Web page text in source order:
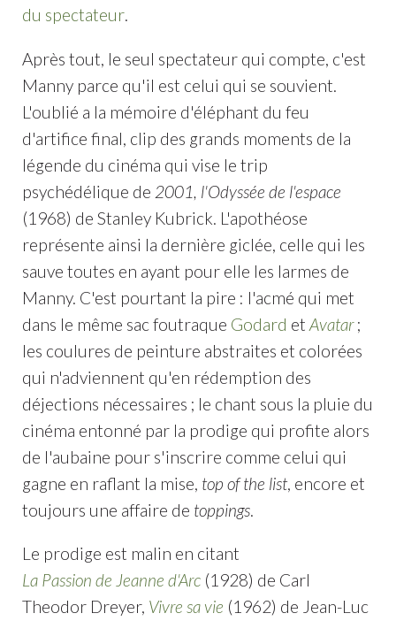
du spectateur.
Après tout, le seul spectateur qui compte, c'est
Manny parce qu'il est celui qui se souvient.
L'oublié a la mémoire d'éléphant du feu
d'artifice final, clip des grands moments de la
légende du cinéma qui vise le trip
psychédélique de 2001, l'Odyssée de l'espace
(1968) de Stanley Kubrick. L'apothéose
représente ainsi la dernière giclée, celle qui les
sauve toutes en ayant pour elle les larmes de
Manny. C'est pourtant la pire : l'acmé qui met
dans le même sac foutraque Godard et Avatar;
les coulures de peinture abstraites et colorées
qui n'adviennent qu'en rédemption des
déjections nécessaires ; le chant sous la pluie du
cinéma entonné par la prodige qui profite alors
de l'aubaine pour s'inscrire comme celui qui
gagne en raflant la mise, top of the list, encore et
toujours une affaire de toppings.
Le prodige est malin en citant
La Passion de Jeanne d'Arc(1928) de Carl
Theodor Dreyer, Vivre sa vie (1962) de Jean-Luc